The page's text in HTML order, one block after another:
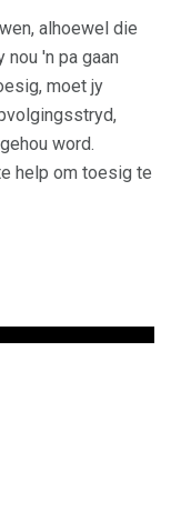
alhoewel die
'n pa gaan
moet jy
word.
help om toesig te